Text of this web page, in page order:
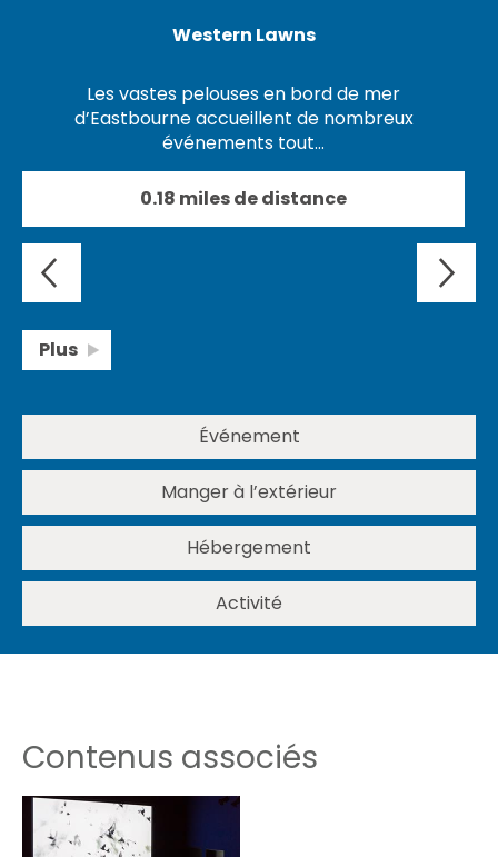
Western Lawns
Les vastes pelouses en bord de mer
d’Eastbourne accueillent de nombreux
événements tout…
0.18 miles de distance
Plus
Événement
Manger à l’extérieur
Hébergement
Activité
Contenus associés